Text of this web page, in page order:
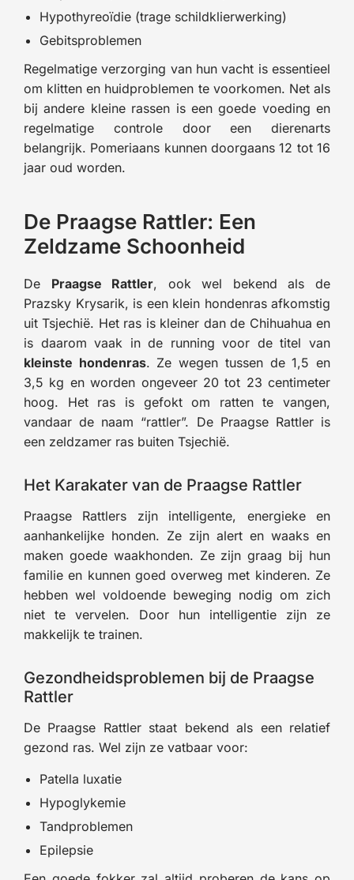
Hypothyreoïdie (trage schildklierwerking)
Gebitsproblemen
Regelmatige verzorging van hun vacht is essentieel
om klitten en huidproblemen te voorkomen. Net als
bij andere kleine rassen is een goede voeding en
regelmatige controle door een dierenarts
belangrijk. Pomeriaans kunnen doorgaans 12 tot 16
jaar oud worden.
De Praagse Rattler: Een
Zeldzame Schoonheid
De Praagse Rattler, ook wel bekend als de
Prazsky Krysarik, is een klein hondenras afkomstig
uit Tsjechië. Het ras is kleiner dan de Chihuahua en
is daarom vaak in de running voor de titel van
kleinste hondenras. Ze wegen tussen de 1,5 en
3,5 kg en worden ongeveer 20 tot 23 centimeter
hoog. Het ras is gefokt om ratten te vangen,
vandaar de naam “rattler”. De Praagse Rattler is
een zeldzamer ras buiten Tsjechië.
Het Karakater van de Praagse Rattler
Praagse Rattlers zijn intelligente, energieke en
aanhankelijke honden. Ze zijn alert en waaks en
maken goede waakhonden. Ze zijn graag bij hun
familie en kunnen goed overweg met kinderen. Ze
hebben wel voldoende beweging nodig om zich
niet te vervelen. Door hun intelligentie zijn ze
makkelijk te trainen.
Gezondheidsproblemen bij de Praagse
Rattler
De Praagse Rattler staat bekend als een relatief
gezond ras. Wel zijn ze vatbaar voor:
Patella luxatie
Hypoglykemie
Tandproblemen
Epilepsie